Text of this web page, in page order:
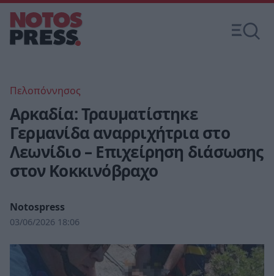
Πελοπόννησος
Αρκαδία: Τραυματίστηκε
Γερμανίδα αναρριχήτρια στο
Λεωνίδιο – Επιχείρηση διάσωσης
στον Κοκκινόβραχο
Notospress
03/06/2026 18:06